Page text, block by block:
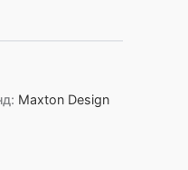
Maxton Design